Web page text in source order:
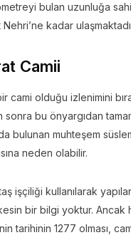
bulan uzunluğa
kadar
Camii
cami olduğu izlenimini
bu önyargıdan
bulunan muhteşem
neden olabilir.
işçiliği kullanılarak
bir bilgi yoktur. Ancak
tarihinin 1277 olması,